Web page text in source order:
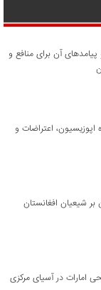
آن برای منافع و
اعتراضات و
بر شیعیان افغانستان
امارات در آسیای مرکزی